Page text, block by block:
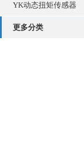
YK动态扭矩传感器
更多分类